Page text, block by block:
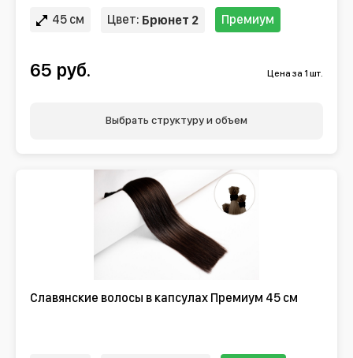
45 см Цвет: Брюнет 2 Премиум
65 руб. Цена за 1 шт.
Выбрать структуру и объем
Славянские волосы в капсулах Премиум 45 см